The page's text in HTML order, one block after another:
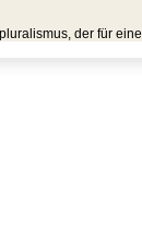
der für